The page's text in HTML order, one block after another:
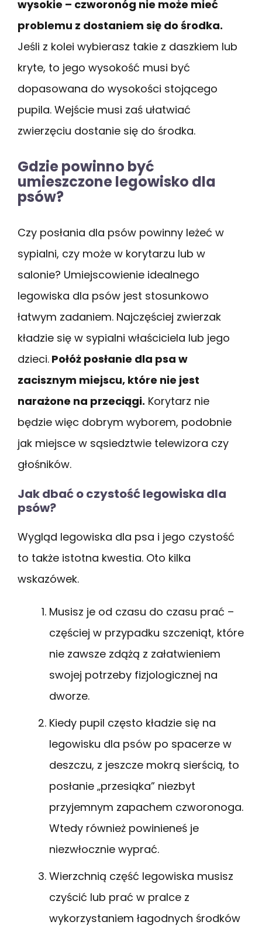
wysokie – czworonóg nie może mieć
problemu z dostaniem się do środka.
Jeśli z kolei wybierasz takie z daszkiem lub
kryte, to jego wysokość musi być
dopasowana do wysokości stojącego
pupila. Wejście musi zaś ułatwiać
zwierzęciu dostanie się do środka.
Gdzie powinno być
umieszczone legowisko dla
psów?
Czy posłania dla psów powinny leżeć w
sypialni, czy może w korytarzu lub w
salonie? Umiejscowienie idealnego
legowiska dla psów jest stosunkowo
łatwym zadaniem. Najczęściej zwierzak
kładzie się w sypialni właściciela lub jego
dzieci. Połóż posłanie dla psa w
zacisznym miejscu, które nie jest
narażone na przeciągi. Korytarz nie
będzie więc dobrym wyborem, podobnie
jak miejsce w sąsiedztwie telewizora czy
głośników.
Jak dbać o czystość legowiska dla
psów?
Wygląd legowiska dla psa i jego czystość
to także istotna kwestia. Oto kilka
wskazówek.
Musisz je od czasu do czasu prać –
częściej w przypadku szczeniąt, które
nie zawsze zdążą z załatwieniem
swojej potrzeby fizjologicznej na
dworze.
Kiedy pupil często kładzie się na
legowisku dla psów po spacerze w
deszczu, z jeszcze mokrą sierścią, to
posłanie „przesiąka” niezbyt
przyjemnym zapachem czworonoga.
Wtedy również powinieneś je
niezwłocznie wyprać.
Wierzchnią część legowiska musisz
czyścić lub prać w pralce z
wykorzystaniem łagodnych środków